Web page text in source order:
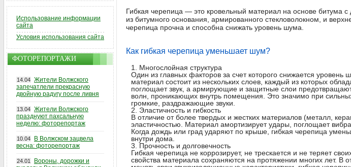
Гибкая черепица — это кровельный материал на основе
из битумного основания, армированного стекловолокном, и
черепица прочна и способна снижать уровень шума.
Как гибкая черепица уменьшает шум?
Многослойная структура
Один из главных факторов за счет которого снижается уровень
материал состоит из нескольких слоев, каждый из которых
поглощает звук, а армирующие и защитные слои
волн, проникающих внутрь помещения. Это значимо при
громкие, раздражающие звуки.
Эластичность и гибкость
В отличие от более твердых и жестких материалов (металл,
эластичностью. Материал амортизирует удары, поглощает
Когда дождь или град ударяют по крыше, гибкая черепица
внутри дома.
Прочность и долговечность
Гибкая черепица не коррозирует, не трескается и не теряет
свойства материала сохраняются на протяжении многих лет. В
Использование информации
сайта
Условия использования сайта
ФОТОРЕПОРТАЖИ
14.04 Жители Волжского
запечатлели прекрасную
двойную радугу после ливня
13.04 Жители Волжского
празднуют пахсальную
неделю: фоторепортаж
10.04
В Волжском зацвела
весна: фоторепортаж
24.01
Вороны, дорожки и